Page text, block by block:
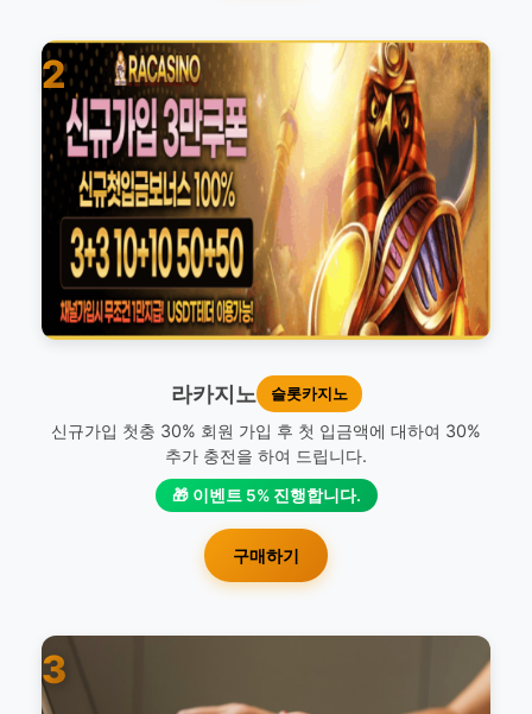
2
라카지노 슬롯카지노
신규가입 첫충 30% 회원 가입 후 첫 입금액에 대하여 30%
추가 충전을 하여 드립니다.
🎁 이벤트 5% 진행합니다.
구매하기
3